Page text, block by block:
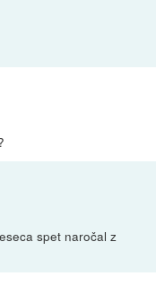
spet naročal z